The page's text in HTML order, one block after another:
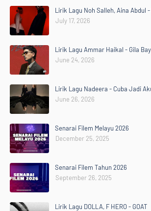
Lirik Lagu Noh Salleh, Aina Abdul
July 17, 2026
Lirik Lagu Ammar Haikal - Gila
June 24, 2026
Lirik Lagu Nadeera - Cuba Jadi
June 26, 2026
Senarai Filem Melayu 2026
December 25, 2025
Senarai Filem Tahun 2026
September 26, 2025
Lirik Lagu DOLLA, F HERO - GOAT